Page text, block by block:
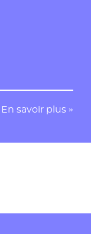
En savoir plus »